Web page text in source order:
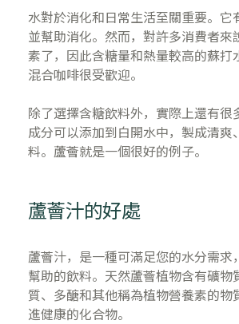
水對於消化和日常生活至關重要。它
並幫助消化。然而，對許多消費者來
素了，因此含糖量和熱量較高的蘇打
混合咖啡很受歡迎。
除了選擇含糖飲料外，實際上還有很
成分可以添加到白開水中，製成清爽
料。蘆薈就是一個很好的例子。
蘆薈汁的好處
蘆薈汁，是一種可滿足您的水分需求
幫助的飲料。天然蘆薈植物含有礦物
質、多醣和其他稱為植物營養素的物
進健康的化合物。